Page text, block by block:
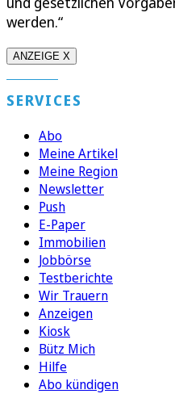
werden.“
ANZEIGE X
SERVICES
Abo
Meine Artikel
Meine Region
Newsletter
Push
E-Paper
Immobilien
Jobbörse
Testberichte
Wir Trauern
Anzeigen
Kiosk
Bütz Mich
Hilfe
Abo kündigen